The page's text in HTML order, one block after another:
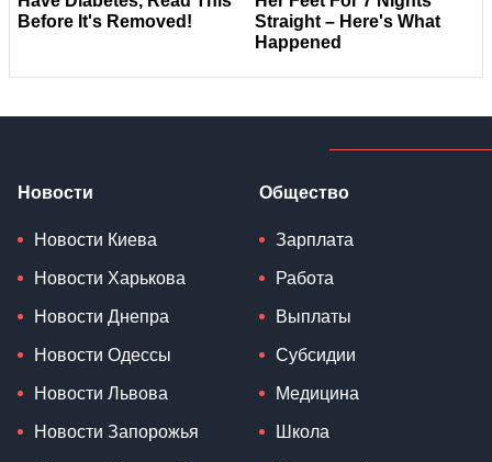
Новости
Новости Киева
Новости Харькова
Новости Днепра
Новости Одессы
Новости Львова
Новости Запорожья
Общество
Зарплата
Работа
Выплаты
Субсидии
Медицина
Школа